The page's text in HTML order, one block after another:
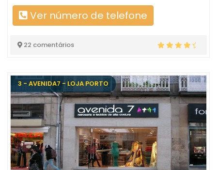
Ver número de telefone
22 comentários
3 - AVENIDA7 - LOJA PORTO